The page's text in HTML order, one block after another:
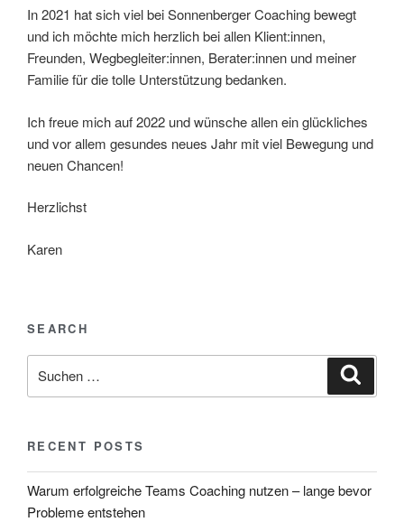
In 2021 hat sich viel bei Sonnenberger Coaching bewegt
und ich möchte mich herzlich bei allen Klient:innen,
Freunden, Wegbegleiter:innen, Berater:innen und meiner
Familie für die tolle Unterstützung bedanken.
Ich freue mich auf 2022 und wünsche allen ein glückliches
und vor allem gesundes neues Jahr mit viel Bewegung und
neuen Chancen!
Herzlichst
Karen
SEARCH
RECENT POSTS
Warum erfolgreiche Teams Coaching nutzen – lange bevor
Probleme entstehen